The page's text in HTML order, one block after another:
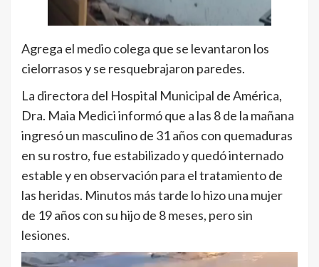
Agrega el medio colega que se levantaron los
cielorrasos y se resquebrajaron paredes.
La directora del Hospital Municipal de América,
Dra. Maia Medici informó que a las 8 de la mañana
ingresó un masculino de 31 años con quemaduras
en su rostro, fue estabilizado y quedó internado
estable y en observación para el tratamiento de
las heridas. Minutos más tarde lo hizo una mujer
de 19 años con su hijo de 8 meses, pero sin
lesiones.